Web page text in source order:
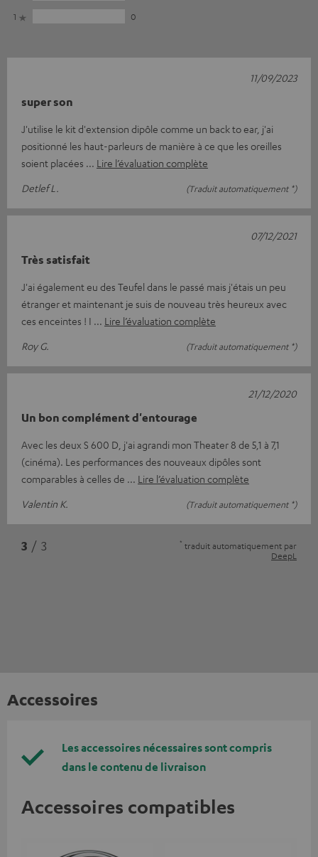
1
0
super son
J'utilise le kit d'extension dipôle comme un back to ear, j'ai
positionné les haut-parleurs de manière à ce que les oreilles
soient placées
Lire l’évaluation complète
Detlef L.
(Traduit automatiquement *)
11/09/2023
Très satisfait
J'ai également eu des Teufel dans le passé mais j'étais un peu
étranger et maintenant je suis de nouveau très heureux avec
ces enceintes ! I
Lire l’évaluation complète
Roy G.
(Traduit automatiquement *)
07/12/2021
Un bon complément d'entourage
Avec les deux S 600 D, j'ai agrandi mon Theater 8 de 5,1 à 7,1
(cinéma). Les performances des nouveaux dipôles sont
comparables à celles de
Lire l’évaluation complète
Valentin K.
(Traduit automatiquement *)
21/12/2020
3 / 3 * traduit automatiquement par
DeepL
Accessoires
Les accessoires nécessaires sont compris
dans le contenu de livraison
Accessoires compatibles